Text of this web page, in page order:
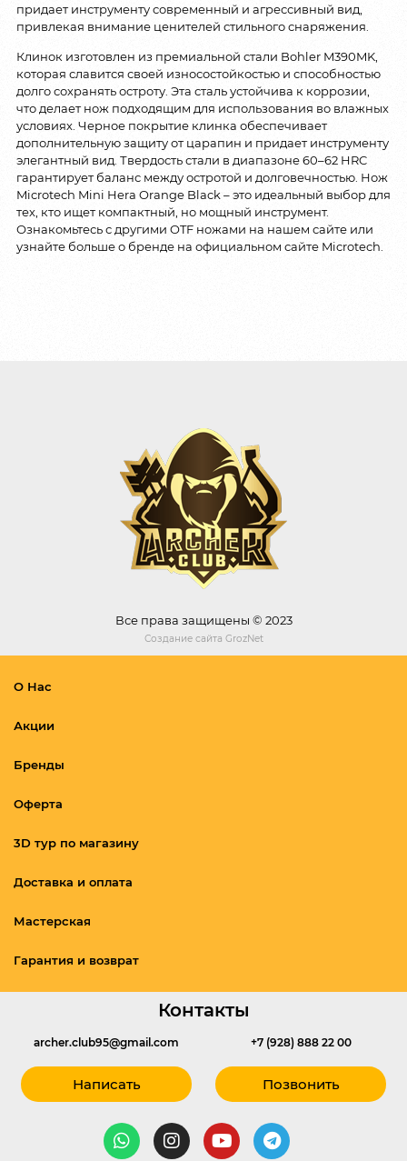
придает инструменту современный и агрессивный вид,
привлекая внимание ценителей стильного снаряжения.
Клинок изготовлен из премиальной стали Bohler M390MK,
которая славится своей износостойкостью и способностью
долго сохранять остроту. Эта сталь устойчива к коррозии,
что делает нож подходящим для использования во влажных
условиях. Черное покрытие клинка обеспечивает
дополнительную защиту от царапин и придает инструменту
элегантный вид. Твердость стали в диапазоне 60–62 HRC
гарантирует баланс между остротой и долговечностью. Нож
Microtech Mini Hera Orange Black – это идеальный выбор для
тех, кто ищет компактный, но мощный инструмент.
Ознакомьтесь с другими OTF ножами на нашем сайте или
узнайте больше о бренде на официальном сайте Microtech.
Все права защищены © 2023
Создание сайта GrozNet
О Нас
Акции
Бренды
Оферта
3D тур по магазину
Доставка и оплата
Мастерская
Гарантия и возврат
Контакты
archer.club95@gmail.com
Написать
+7 (928) 888 22 00
Позвонить